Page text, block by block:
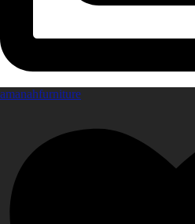
amanahfurniture